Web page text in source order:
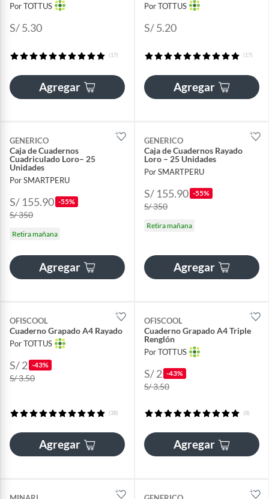
Por TOTTUS
S/ 5.30
(17)
Agregar
Por TOTTUS
S/ 5.20
(17)
Agregar
GENERICO
Caja de Cuadernos
Cuadriculado Loro– 25
Unidades
Por SMARTPERU
S/ 155.90 -55%
S/ 350
Retira mañana
Agregar
GENERICO
Caja de Cuadernos Rayado
Loro – 25 Unidades
Por SMARTPERU
S/ 155.90 -55%
S/ 350
Retira mañana
Agregar
OFISCOOL
Cuaderno Grapado A4 Rayado
Por TOTTUS
S/ 2 -43%
S/ 3.50
(38)
Agregar
OFISCOOL
Cuaderno Grapado A4 Triple
Renglón
Por TOTTUS
S/ 2 -43%
S/ 3.50
(8)
Agregar